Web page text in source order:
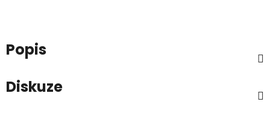
Popis
Diskuze